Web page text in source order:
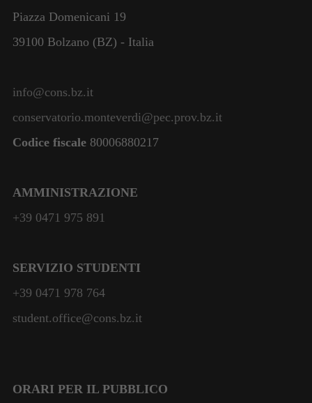
Piazza Domenicani 19
39100 Bolzano (BZ) - Italia
info@cons.bz.it
conservatorio.monteverdi@pec.prov.bz.it
Codice fiscale 80006880217
AMMINISTRAZIONE
+39 0471 975 891
SERVIZIO STUDENTI
+39 0471 978 764
student.office@cons.bz.it
ORARI PER IL PUBBLICO